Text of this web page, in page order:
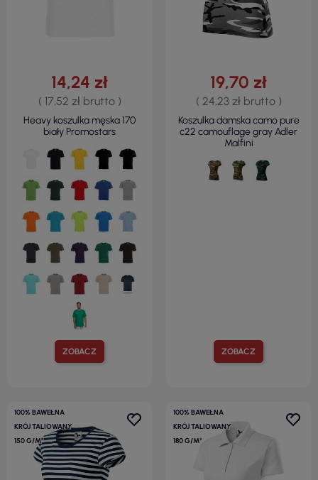
ZOBACZ
14,24 zł
( 17,52 zł brutto )
Heavy koszulka męska 170
biały Promostars
ZOBACZ
19,70 zł
( 24,23 zł brutto )
Koszulka damska camo pure
c22 camouflage gray Adler
Malfini
100% BAWEŁNA
KRÓJ TALIOWANY
150 G/M²
100% BAWEŁNA
KRÓJ TALIOWANY
180 G/M²